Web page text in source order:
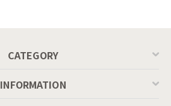
CATEGORY
INFORMATION